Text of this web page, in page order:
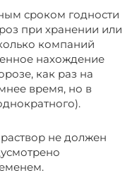
сроком годности
при хранении или
компаний
нахождение
как раз на
время, но в
не должен